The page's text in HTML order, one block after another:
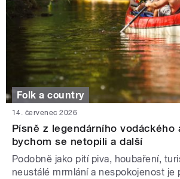
Folk a country
14. červenec 2026
Písně z legendárního vodáckého
bychom se netopili a další
Podobně jako pití piva, houbaření,
neustálé mrmlání a nespokojenost je